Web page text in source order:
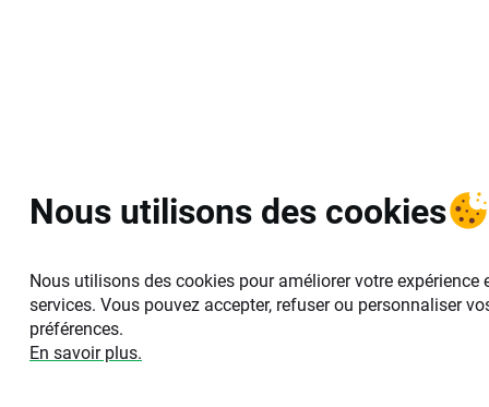
Nous utilisons des cookies
Nous utilisons des cookies pour améliorer votre expérience
services. Vous pouvez accepter, refuser ou personnaliser
préférences.
En savoir plus.